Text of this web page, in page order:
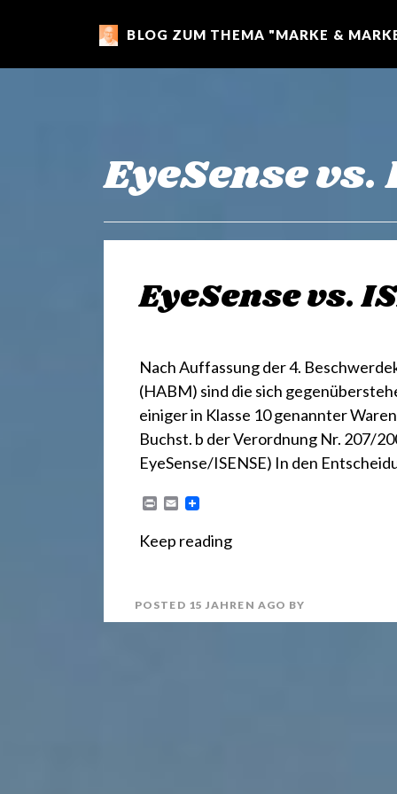
m
r
k
t
BLOG ZUM THEMA "MARKE &
EyeSense vs.
EyeSense vs.
Nach Auffassung der 4.
(HABM) sind die sich
einiger in Klasse 10 genannter
Buchst. b der Verordnung Nr. 207/
EyeSense/ISENSE) In den
n
E
i
Keep reading
POSTED 15 JAHREN AGO BY